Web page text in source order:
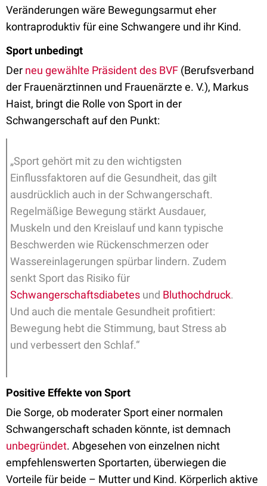
Veränderungen wäre Bewegungsarmut eher
kontraproduktiv für eine Schwangere und ihr Kind.
Sport unbedingt
Der neu gewählte Präsident des BVF (Berufsverband
der Frauenärztinnen und Frauenärzte e. V.), Markus
Haist, bringt die Rolle von Sport in der
Schwangerschaft auf den Punkt:
„Sport gehört mit zu den wichtigsten
Einflussfaktoren auf die Gesundheit, das gilt
ausdrücklich auch in der Schwangerschaft.
Regelmäßige Bewegung stärkt Ausdauer,
Muskeln und den Kreislauf und kann typische
Beschwerden wie Rückenschmerzen oder
Wassereinlagerungen spürbar lindern. Zudem
senkt Sport das Risiko für
Schwangerschaftsdiabetes und Bluthochdruck.
Und auch die mentale Gesundheit profitiert:
Bewegung hebt die Stimmung, baut Stress ab
und verbessert den Schlaf.“
Positive Effekte von Sport
Die Sorge, ob moderater Sport einer normalen
Schwangerschaft schaden könnte, ist demnach
unbegründet. Abgesehen von einzelnen nicht
empfehlenswerten Sportarten, überwiegen die
Vorteile für beide – Mutter und Kind. Körperlich aktive